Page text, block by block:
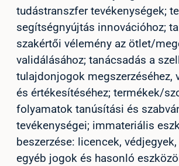
tudástranszfer tevékenységek;
segítségnyújtás innovációhoz;
szakértői vélemény az ötlet/
validálásához; tanácsadás a
tulajdonjogok megszerzéséhez,
és értékesítéséhez; termékek/
folyamatok tanúsítási és
tevékenységei; immateriális
beszerzése: licencek,
egyéb jogok és hasonló